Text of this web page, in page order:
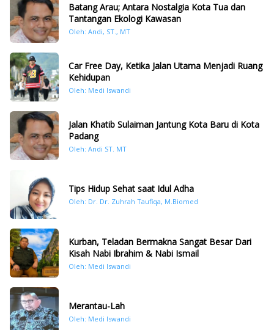
Batang Arau; Antara Nostalgia Kota Tua dan
Tantangan Ekologi Kawasan
Oleh: Andi, ST., MT
Car Free Day, Ketika Jalan Utama Menjadi Ruang
Kehidupan
Oleh: Medi Iswandi
Jalan Khatib Sulaiman Jantung Kota Baru di Kota
Padang
Oleh: Andi ST. MT
Tips Hidup Sehat saat Idul Adha
Oleh: Dr. Dr. Zuhrah Taufiqa, M.Biomed
Kurban, Teladan Bermakna Sangat Besar Dari
Kisah Nabi Ibrahim & Nabi Ismail
Oleh: Medi Iswandi
Merantau-Lah
Oleh: Medi Iswandi